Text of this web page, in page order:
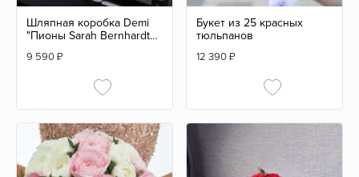
Шляпная коробка Demi
"Пионы Sarah Bernhardt"
9 590₽
Букет из 25 красных
тюльпанов
12 390₽